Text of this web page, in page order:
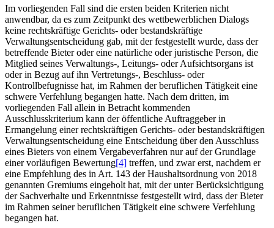
Im vorliegenden Fall sind die ersten beiden Kriterien nicht
anwendbar, da es zum Zeitpunkt des wettbewerblichen Dialogs
keine rechtskräftige Gerichts- oder bestandskräftige
Verwaltungsentscheidung gab, mit der festgestellt wurde, dass der
betreffende Bieter oder eine natürliche oder juristische Person, die
Mitglied seines Verwaltungs‑, Leitungs- oder Aufsichtsorgans ist
oder in Bezug auf ihn Vertretungs‑, Beschluss- oder
Kontrollbefugnisse hat, im Rahmen der beruflichen Tätigkeit eine
schwere Verfehlung begangen hatte. Nach dem dritten, im
vorliegenden Fall allein in Betracht kommenden
Ausschlusskriterium kann der öffentliche Auftraggeber in
Ermangelung einer rechtskräftigen Gerichts- oder bestandskräftigen
Verwaltungsentscheidung eine Entscheidung über den Ausschluss
eines Bieters von einem Vergabeverfahren nur auf der Grundlage
einer vorläufigen Bewertung[4] treffen, und zwar erst, nachdem er
eine Empfehlung des in Art. 143 der Haushaltsordnung von 2018
genannten Gremiums eingeholt hat, mit der unter Berücksichtigung
der Sachverhalte und Erkenntnisse festgestellt wird, dass der Bieter
im Rahmen seiner beruflichen Tätigkeit eine schwere Verfehlung
begangen hat.